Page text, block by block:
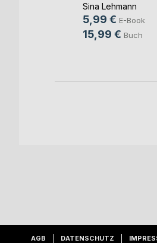
Sina Lehmann
5,99 € E-Book
15,99 € Buch
AGB DATENSCHUTZ